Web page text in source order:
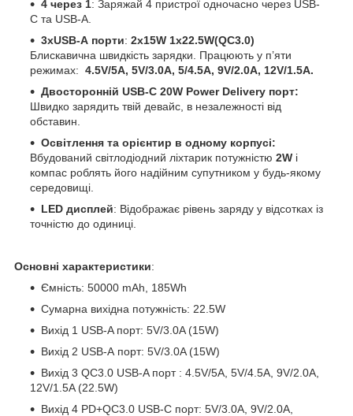
4 через 1: Заряжай 4 пристрої одночасно через USB-
C та USB-А.
3хUSB-А порти: 2х15W 1x22.5W(QC3.0)
Блискавична швидкість зарядки. Працюють у п’яти
режимах: 4.5V/5A, 5V/3.0A, 5/4.5A, 9V/2.0A, 12V/1.5A.
Двосторонній USB-C 20W Power Delivery порт:
Швидко зарядить твій девайс, в незалежності від
обставин.
Освітлення та орієнтир в одному корпусі:
Вбудований світлодіодний ліхтарик потужністю 2W і
компас роблять його надійним супутником у будь-якому
середовищі.
LED дисплей: Відображає рівень заряду у відсотках із
точністю до одиниці.
Основні характеристики:
Ємність: 50000 mAh, 185Wh
Сумарна вихідна потужність: 22.5W
Вихід 1 USB-A порт: 5V/3.0A (15W)
Вихід 2 USB-А порт: 5V/3.0A (15W)
Вихід 3 QC3.0 USB-A порт : 4.5V/5A, 5V/4.5A, 9V/2.0A,
12V/1.5A (22.5W)
Вихід 4 PD+QC3.0 USB-C порт: 5V/3.0A, 9V/2.0A,